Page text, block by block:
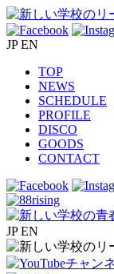
JP EN
TOP
NEWS
SCHEDULE
PROFILE
DISCO
GOODS
CONTACT
JP EN